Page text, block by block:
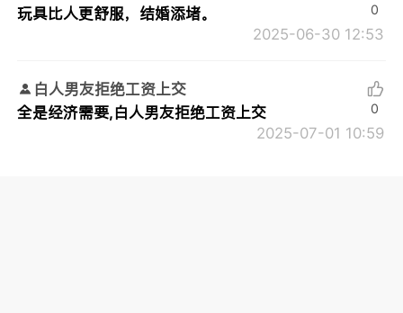
玩具比人更舒服，结婚添堵。
2025-06-30 12:53
0
白人男友拒绝工资上交
全是经济需要,白人男友拒绝工资上交
2025-07-01 10:59
0